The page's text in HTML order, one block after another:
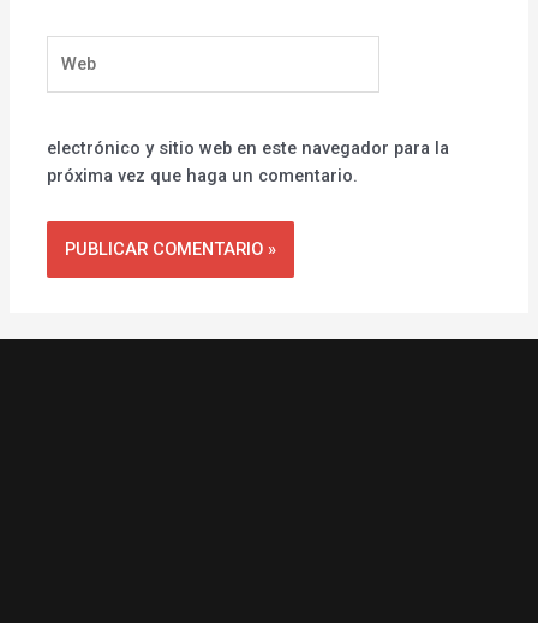
electrónico y sitio web en este navegador para la
próxima vez que haga un comentario.